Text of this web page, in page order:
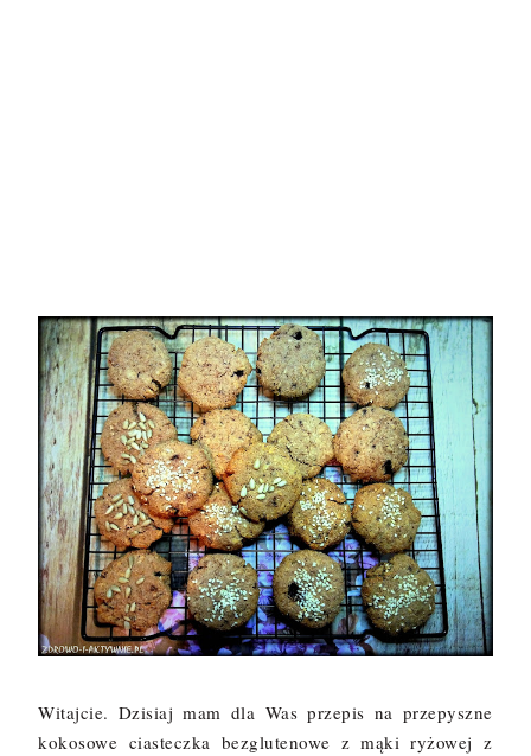
Witajcie. Dzisiaj mam dla Was przepis na przepyszne
kokosowe ciasteczka bezglutenowe z mąki ryżowej z